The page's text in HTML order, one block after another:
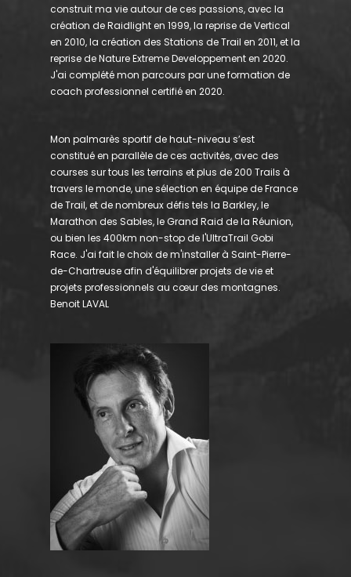
construit ma vie autour de ces passions, avec la
création de Raidlight en 1999, la reprise de Vertical
en 2010, la création des Stations de Trail en 2011, et la
reprise de Nature Extreme Developpement en 2020.
J'ai complété mon parcours par une formation de
coach professionnel certifié en 2020.
Mon palmarès sportif de haut-niveau s’est
constitué en parallèle de ces activités, avec des
courses sur tous les terrains et plus de 200 Trails à
travers le monde, une sélection en équipe de France
de Trail, et de nombreux défis tels la Barkley, le
Marathon des Sables, le Grand Raid de la Réunion,
ou bien les 400km non-stop de l'UltraTrail Gobi
Race. J'ai fait le choix de m'installer à Saint-Pierre-
de-Chartreuse afin d'équilibrer projets de vie et
projets professionnels au cœur des montagnes.
Benoit LAVAL